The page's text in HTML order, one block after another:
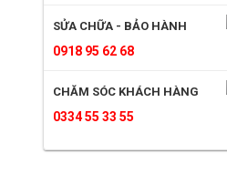
SỬA CHỮA - BẢO HÀNH
0918 95 62 68
CHĂM SÓC KHÁCH HÀNG
0334 55 33 55